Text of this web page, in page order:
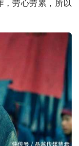
，劳心劳累，所以